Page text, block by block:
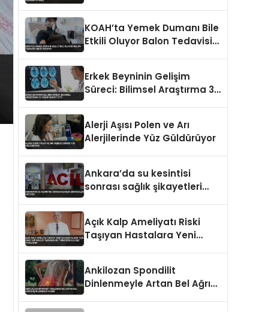
KOAH’ta Yemek Dumanı Bile
Etkili Oluyor Balon Tedavisi
Erkek Beyninin Gelişim
Süreci: Bilimsel Araştırma 32
Alerji Aşısı Polen ve Arı
Alerjilerinde Yüz Güldürüyor
Ankara’da su kesintisi
sonrası sağlık şikayetleri
Açık Kalp Ameliyatı Riski
Taşıyan Hastalara Yeni
Ankilozan Spondilit
Dinlenmeyle Artan Bel Ağrısı